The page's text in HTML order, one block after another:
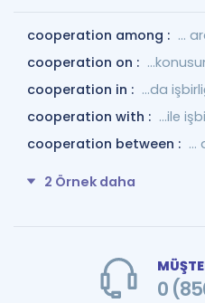
cooperation among : ...
cooperation on :
cooperation in : ...da
cooperation with : ...ile
cooperation between : ...
2 Örnek daha
0